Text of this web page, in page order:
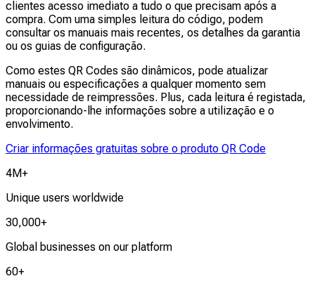
clientes acesso imediato a tudo o que precisam após a
compra. Com uma simples leitura do código, podem
consultar os manuais mais recentes, os detalhes da garantia
ou os guias de configuração.
Como estes QR Codes são dinâmicos, pode atualizar
manuais ou especificações a qualquer momento sem
necessidade de reimpressões. Plus, cada leitura é registada,
proporcionando-lhe informações sobre a utilização e o
envolvimento.
Criar informações gratuitas sobre o produto QR Code
4M+
Unique users worldwide
30,000+
Global businesses on our platform
60+